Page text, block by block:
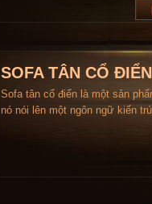
SOFA TÂN CỔ
Sofa tân cổ điển là một sản
nó nói lên một ngôn ngữ kiến